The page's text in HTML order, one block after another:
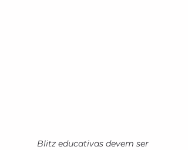
Blitz educativas devem ser